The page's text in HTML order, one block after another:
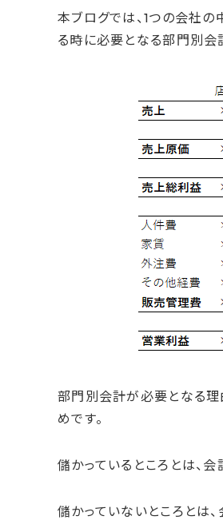
e
e
o
k
n
e
k
本ブログでは、1つの会社
る時に必要となる部門別会
部門別会計が必要となる理
めです。
儲かっているところとは、
儲かっていないところとは